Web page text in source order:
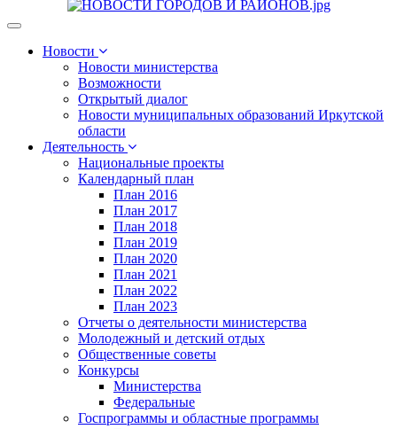
Toggle
navigationНовости
Новости министерства
Возможности
Открытый диалог
Новости муниципальных образований Иркутской
области
Деятельность
Национальные проекты
Календарный план
План 2016
План 2017
План 2018
План 2019
План 2020
План 2021
План 2022
План 2023
Отчеты о деятельности министерства
Молодежный и детский отдых
Общественные советы
Конкурсы
Министерства
Федеральные
Госпрограммы и областные программы